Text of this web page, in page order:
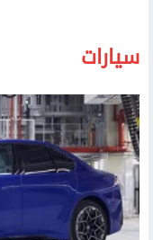
سيارات